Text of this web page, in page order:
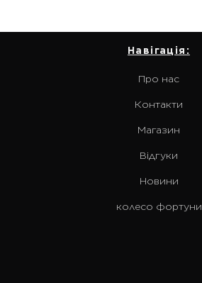
Навігація:
Про нас
Контакти
Магазин
Відгуки
Новини
колесо фортуни